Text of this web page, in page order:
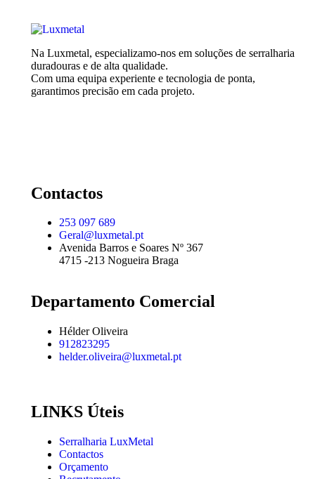
Na Luxmetal, especializamo-nos em soluções de serralharia
duradouras e de alta qualidade.
Com uma equipa experiente e tecnologia de ponta,
garantimos precisão em cada projeto.
Contactos
253 097 689
Geral@luxmetal.pt
Avenida Barros e Soares Nº 367
4715 -213 Nogueira Braga
Departamento Comercial
Hélder Oliveira
912823295
helder.oliveira@luxmetal.pt
LINKS Úteis
Serralharia LuxMetal
Contactos
Orçamento